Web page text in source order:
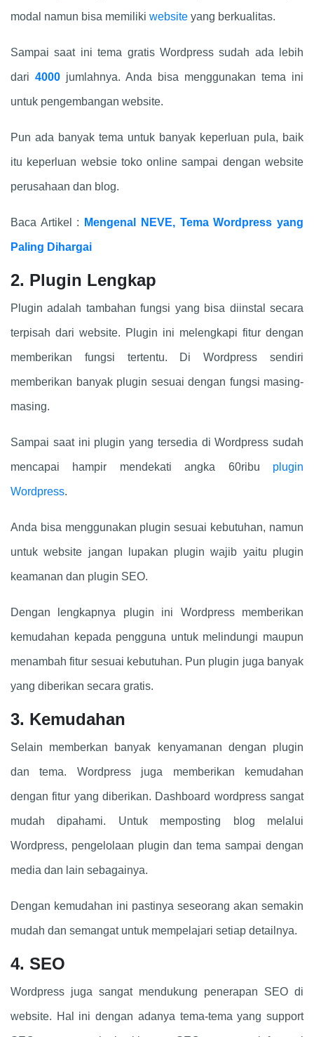
modal namun bisa memiliki website yang berkualitas.
Sampai saat ini tema gratis Wordpress sudah ada lebih
dari 4000 jumlahnya. Anda bisa menggunakan tema ini
untuk pengembangan website.
Pun ada banyak tema untuk banyak keperluan pula, baik
itu keperluan websie toko online sampai dengan website
perusahaan dan blog.
Baca Artikel : Mengenal NEVE, Tema Wordpress yang
Paling Dihargai
2. Plugin Lengkap
Plugin adalah tambahan fungsi yang bisa diinstal secara
terpisah dari website. Plugin ini melengkapi fitur dengan
memberikan fungsi tertentu. Di Wordpress sendiri
memberikan banyak plugin sesuai dengan fungsi masing-
masing.
Sampai saat ini plugin yang tersedia di Wordpress sudah
mencapai hampir mendekati angka 60ribu plugin
Wordpress.
Anda bisa menggunakan plugin sesuai kebutuhan, namun
untuk website jangan lupakan plugin wajib yaitu plugin
keamanan dan plugin SEO.
Dengan lengkapnya plugin ini Wordpress memberikan
kemudahan kepada pengguna untuk melindungi maupun
menambah fitur sesuai kebutuhan. Pun plugin juga banyak
yang diberikan secara gratis.
3. Kemudahan
Selain memberkan banyak kenyamanan dengan plugin
dan tema. Wordpress juga memberikan kemudahan
dengan fitur yang diberikan. Dashboard wordpress sangat
mudah dipahami. Untuk memposting blog melalui
Wordpress, pengelolaan plugin dan tema sampai dengan
media dan lain sebagainya.
Dengan kemudahan ini pastinya seseorang akan semakin
mudah dan semangat untuk mempelajari setiap detailnya.
4. SEO
Wordpress juga sangat mendukung penerapan SEO di
website. Hal ini dengan adanya tema-tema yang support